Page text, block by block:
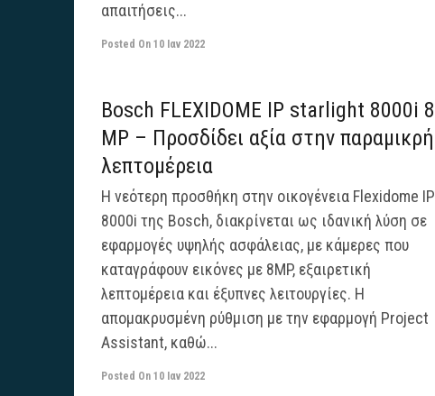
απαιτήσεις...
Posted On 10 Ιαν 2022
Bosch FLEXIDOME IP starlight 8000i 8
MP – Προσδίδει αξία στην παραμικρή
λεπτομέρεια
H νεότερη προσθήκη στην οικογένεια Flexidome IP
8000i της Bosch, διακρίνεται ως ιδανική λύση σε
εφαρμογές υψηλής ασφάλειας, με κάμερες που
καταγράφουν εικόνες με 8MP, εξαιρετική
λεπτομέρεια και έξυπνες λειτουργίες. Η
απομακρυσμένη ρύθμιση με την εφαρμογή Project
Assistant, καθώ...
Posted On 10 Ιαν 2022